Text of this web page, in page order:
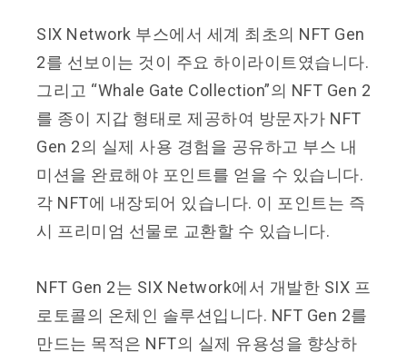
SIX Network 부스에서 세계 최초의 NFT Gen
2를 선보이는 것이 주요 하이라이트였습니다.
그리고 “Whale Gate Collection”의 NFT Gen 2
를 종이 지갑 형태로 제공하여 방문자가 NFT
Gen 2의 실제 사용 경험을 공유하고 부스 내
미션을 완료해야 포인트를 얻을 수 있습니다.
각 NFT에 내장되어 있습니다. 이 포인트는 즉
시 프리미엄 선물로 교환할 수 있습니다.
NFT Gen 2는 SIX Network에서 개발한 SIX 프
로토콜의 온체인 솔루션입니다. NFT Gen 2를
만드는 목적은 NFT의 실제 유용성을 향상하